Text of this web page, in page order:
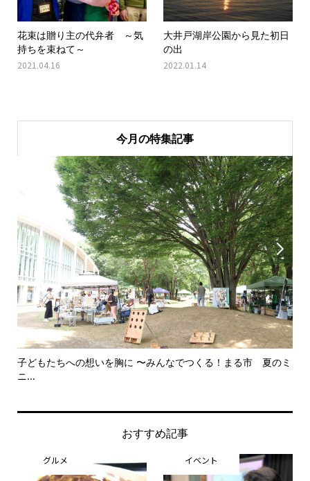
花束は贈り主の代弁者 ～気
持ちを束ねて～
2021.04.16
大井戸湖岸公園から見た初日
の出
2022.01.14
今月の特集記事

子どもたちへの想いを胸に 〜みんなでつくる！まる市 夏のミ
ニ...

おすすめ記事
グルメ イベント